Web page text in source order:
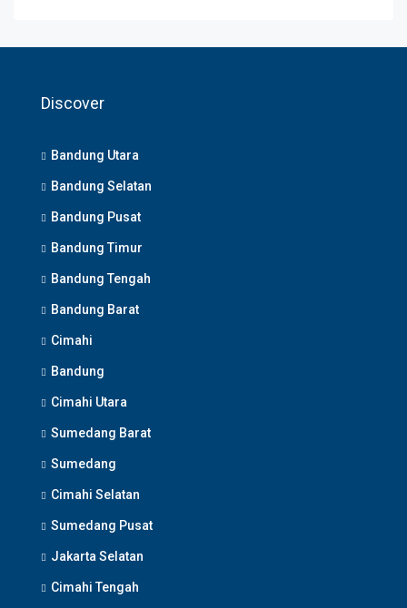
Discover
Bandung Utara
Bandung Selatan
Bandung Pusat
Bandung Timur
Bandung Tengah
Bandung Barat
Cimahi
Bandung
Cimahi Utara
Sumedang Barat
Sumedang
Cimahi Selatan
Sumedang Pusat
Jakarta Selatan
Cimahi Tengah